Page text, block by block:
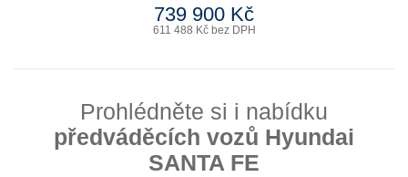
739 900 Kč
611 488 Kč bez DPH
Prohlédněte si i nabídku
předváděcích vozů Hyundai
SANTA FE